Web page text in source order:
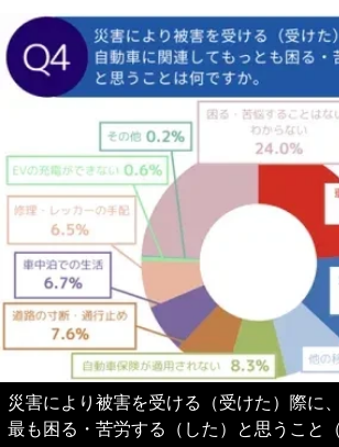
災害により被害を受ける（受けた）際に
最も困る・苦労する（した）と思うこと